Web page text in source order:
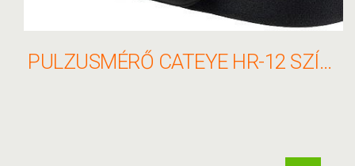
PULZUSMÉRŐ CATEYE HR-12 SZÍJ BLUETOOTH 1603980